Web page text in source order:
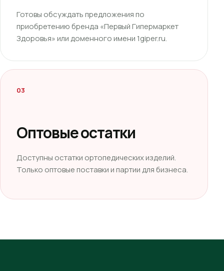
Готовы обсуждать предложения по
приобретению бренда «Первый Гипермаркет
Здоровья» или доменного имени 1giper.ru.
03
Оптовые остатки
Доступны остатки ортопедических изделий.
Только оптовые поставки и партии для бизнеса.